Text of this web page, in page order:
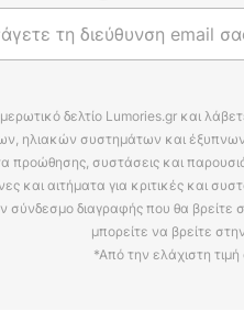
δελτίο Lumories.gr και
ηλιακών συστημάτων και
προώθησης, συστάσεις και
και αιτήματα για κριτικές και
σύνδεσμο διαγραφής που θα
μπορείτε να βρείτε
*Από την ελάχιστη